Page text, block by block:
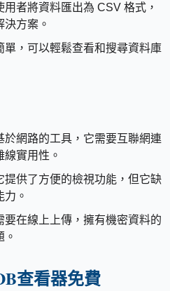
用者將資料匯出為 CSV 格式，
方案。
單，可以輕鬆查看和搜尋資料庫
於網路的工具，它需要互聯網連
實用性。
提供了方便的檢視功能，但它缺
。
要在線上上傳，擁有機密資料的
查看器免費